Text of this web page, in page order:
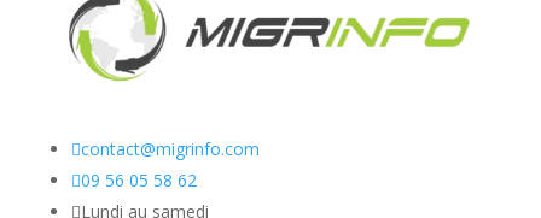
contact@migrinfo.com
09 56 05 58 62
Lundi au samedi